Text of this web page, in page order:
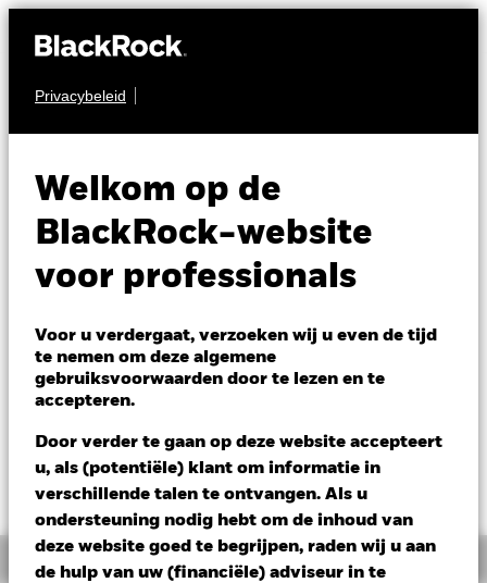
Privacybeleid
Welkom op de
BlackRock-website
voor professionals
Voor u verdergaat, verzoeken wij u even de tijd
te nemen om deze algemene
gebruiksvoorwaarden door te lezen en te
accepteren.
Door verder te gaan op deze website accepteert
u, als (potentiële) klant om informatie in
verschillende talen te ontvangen. Als u
ondersteuning nodig hebt om de inhoud van
deze website goed te begrijpen, raden wij u aan
de hulp van uw (financiële) adviseur in te
AANDELEN
Equity Fund
NAV per 07/aug/2026
EUR 28,90
Verandering NAV 1 dag per 07/aug/2026
EUR -0,16 (-0,55%)
Overzicht